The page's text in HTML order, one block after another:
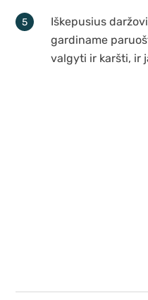
Iškepusius
gardiname
valgyti ir karšti, ir